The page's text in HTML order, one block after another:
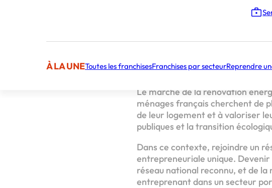
À LA UNEToutes les franchisesFranchises par secteurReprendre
Des partenariats
Un atout stratégique pour les
Conclusion
Cette actualité vous est
Le marché de la rénovation
ménages français cherchent de
de leur logement et à valoriser
publiques et la transition
Dans ce contexte, rejoindre un
entrepreneuriale unique.
réseau national reconnu, et de
entreprenant dans un secteur